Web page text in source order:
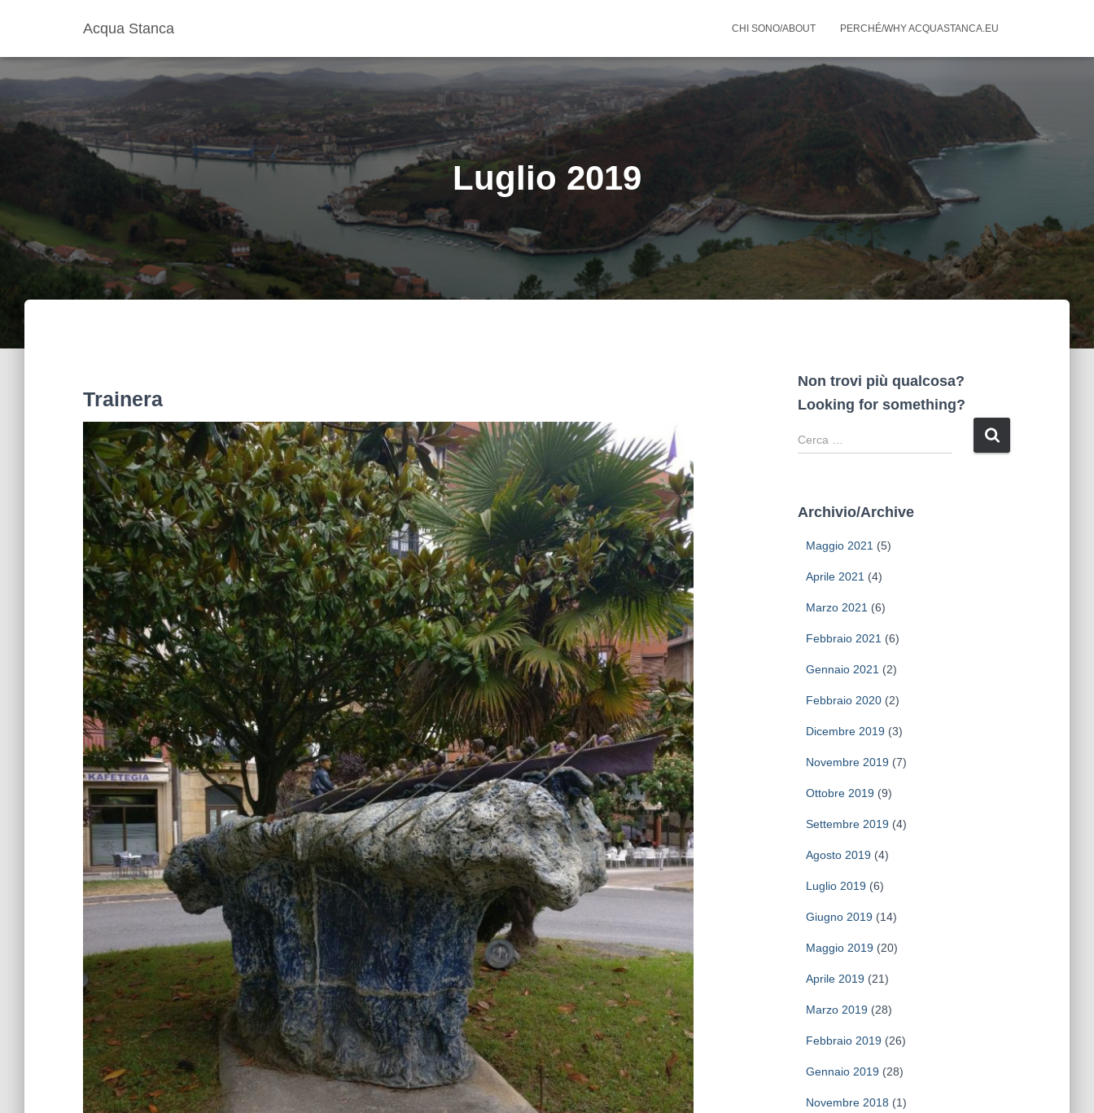
Acqua Stanca CHI SONO/ABOUT PERCHÉ/WHY ACQUASTANCA.EU
Luglio 2019
Trainera
Non trovi più qualcosa?
Looking for something?
R
i
Archivio/Archive
Maggio 2021 (5)
Aprile 2021 (4)
Marzo 2021 (6)
Febbraio 2021 (6)
Gennaio 2021 (2)
Febbraio 2020(2)
Dicembre 2019(3)
Novembre 2019(7)
Ottobre 2019(9)
Settembre 2019(4)
Agosto 2019(4)
Luglio 2019(6)
Giugno 2019(14)
Maggio 2019(20)
Aprile 2019(21)
Marzo 2019(28)
Febbraio 2019(26)
Gennaio 2019(28)
Novembre 2018 (1)